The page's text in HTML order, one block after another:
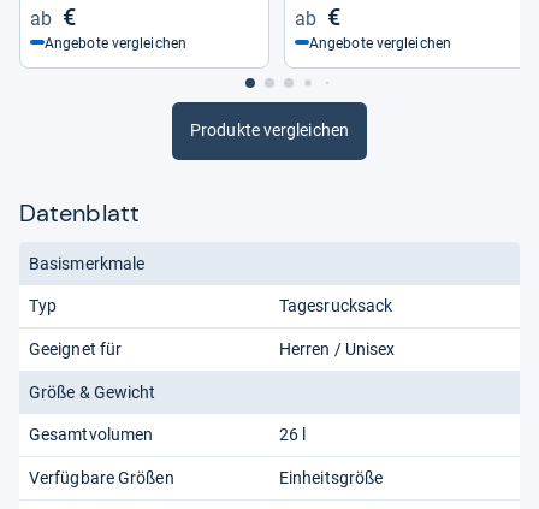
€
Angebote vergleichen
€
Angebote vergleichen
Produkte vergleichen
Datenblatt
Basismerkmale
Typ Tagesrucksack
Geeignet für Herren / Unisex
Größe & Gewicht
Gesamtvolumen 26 l
Verfügbare Größen Einheitsgröße